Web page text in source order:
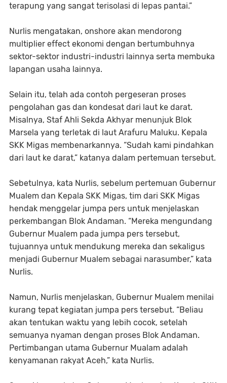
terapung yang sangat terisolasi di lepas pantai.”
Nurlis mengatakan, onshore akan mendorong
multiplier effect ekonomi dengan bertumbuhnya
sektor-sektor industri-industri lainnya serta membuka
lapangan usaha lainnya.
Selain itu, telah ada contoh pergeseran proses
pengolahan gas dan kondesat dari laut ke darat.
Misalnya, Staf Ahli Sekda Akhyar menunjuk Blok
Marsela yang terletak di laut Arafuru Maluku. Kepala
SKK Migas membenarkannya. “Sudah kami pindahkan
dari laut ke darat,” katanya dalam pertemuan tersebut.
Sebetulnya, kata Nurlis, sebelum pertemuan Gubernur
Mualem dan Kepala SKK Migas, tim dari SKK Migas
hendak menggelar jumpa pers untuk menjelaskan
perkembangan Blok Andaman. “Mereka mengundang
Gubernur Mualem pada jumpa pers tersebut,
tujuannya untuk mendukung mereka dan sekaligus
menjadi Gubernur Mualem sebagai narasumber,” kata
Nurlis.
Namun, Nurlis menjelaskan, Gubernur Mualem menilai
kurang tepat kegiatan jumpa pers tersebut. “Beliau
akan tentukan waktu yang lebih cocok, setelah
semuanya nyaman dengan proses Blok Andaman.
Pertimbangan utama Gubernur Mualam adalah
kenyamanan rakyat Aceh,” kata Nurlis.